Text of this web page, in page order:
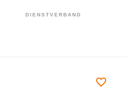
DIENSTVERBAND